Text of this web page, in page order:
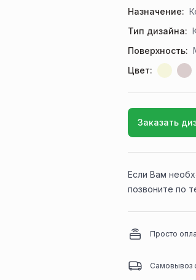
Назначение:
Тип дизайна:
Поверхность:
Цвет:
Заказать
Если Вам
позвоните по
Просто
Самовывоз